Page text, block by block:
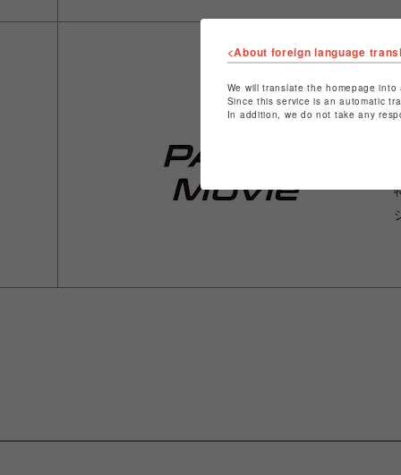
<About foreign language
We will translate the homepage
Since this service is an automatic
In addition, we do not take any